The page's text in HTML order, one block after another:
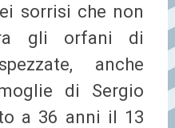
sorrisi che non
gli orfani di
anche
di Sergio
a 36 anni il 13